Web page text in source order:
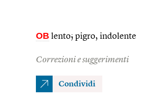
OB lento; pigro, indolente
Correzioni e suggerimenti
Condividi